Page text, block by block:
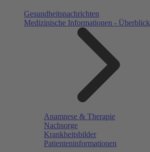
Gesundheitsnachrichten
Medizinische Informationen - Überblick
Anamnese & Therapie
Nachsorge
Krankheitsbilder
Patienteninformationen